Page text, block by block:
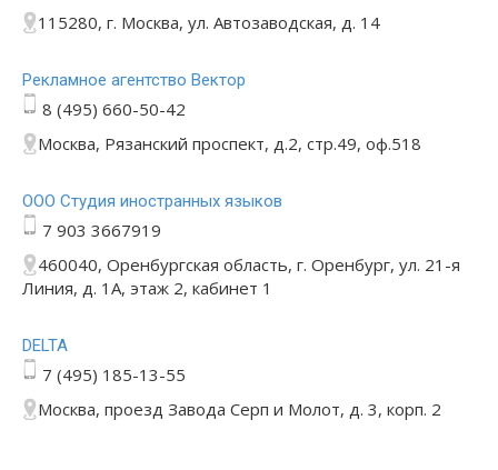
115280, г. Москва, ул. Автозаводская, д. 14
Рекламное агентство Вектор
8 (495) 660-50-42
Москва, Рязанский проспект, д.2, стр.49, оф.518
ООО Студия иностранных языков
7 903 3667919
460040, Оренбургская область, г. Оренбург, ул. 21-я
Линия, д. 1А, этаж 2, кабинет 1
DELTA
7 (495) 185-13-55
Москва, проезд Завода Серп и Молот, д. 3, корп. 2